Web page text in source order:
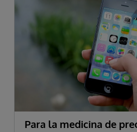
Para la medicina de